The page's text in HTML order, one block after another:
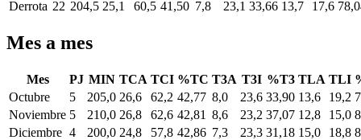
Derrota 22 204,5 25,1 60,5 41,50 7,8 23,1 33,66 13,7 17,6
Mes a mes
Mes PJ MIN TCA TCI %TC T3A T3I %T3 TLA TLI
Octubre
5 205,0 26,6 62,2 42,77 8,0 23,6 33,90 13,6 19,2
Noviembre 5 210,0 26,8 62,6 42,81 8,6 23,2 37,07 12,8 15,0
Diciembre 4 200,0 24,8 57,8 42,86 7,3 23,3 31,18 15,0 18,8